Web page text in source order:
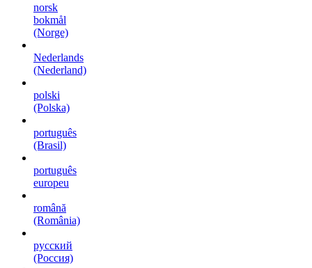
norsk
bokmål
(Norge)
Nederlands
(Nederland)
polski
(Polska)
português
(Brasil)
português
europeu
română
(România)
русский
(Россия)